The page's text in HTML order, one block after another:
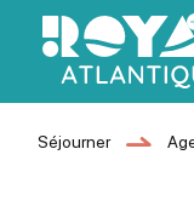
Royan Atlantique
Séjourner